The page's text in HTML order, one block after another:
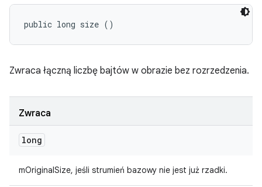
public long size ()
Zwraca łączną liczbę bajtów w obrazie bez rozrzedzenia.
Zwraca
long
mOriginalSize, jeśli strumień bazowy nie jest już rzadki.